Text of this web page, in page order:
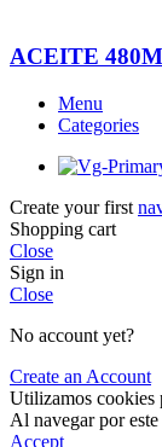
ACEITE
Menu
Categories
Create your first
Shopping cart
Close
Sign in
Close
No account yet?
Create an Account
Utilizamos cookies
Al navegar por
Accept